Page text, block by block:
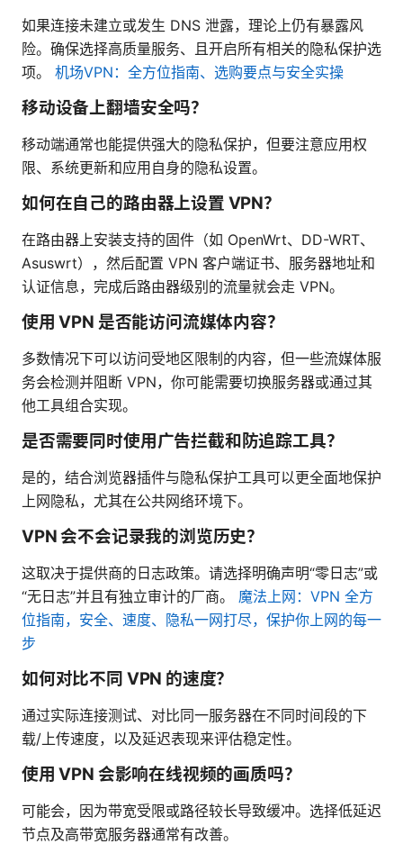
如果连接未建立或发生 DNS 泄露，理论上仍有暴露风
险。确保选择高质量服务、且开启所有相关的隐私保护选
项。 机场VPN：全方位指南、选购要点与安全实操
移动设备上翻墙安全吗？
移动端通常也能提供强大的隐私保护，但要注意应用权
限、系统更新和应用自身的隐私设置。
如何在自己的路由器上设置 VPN？
在路由器上安装支持的固件（如 OpenWrt、DD-WRT、
Asuswrt），然后配置 VPN 客户端证书、服务器地址和
认证信息，完成后路由器级别的流量就会走 VPN。
使用 VPN 是否能访问流媒体内容？
多数情况下可以访问受地区限制的内容，但一些流媒体服
务会检测并阻断 VPN，你可能需要切换服务器或通过其
他工具组合实现。
是否需要同时使用广告拦截和防追踪工具？
是的，结合浏览器插件与隐私保护工具可以更全面地保护
上网隐私，尤其在公共网络环境下。
VPN 会不会记录我的浏览历史？
这取决于提供商的日志政策。请选择明确声明“零日志”或
“无日志”并且有独立审计的厂商。 魔法上网：VPN 全方
位指南，安全、速度、隐私一网打尽，保护你上网的每一
步
如何对比不同 VPN 的速度？
通过实际连接测试、对比同一服务器在不同时间段的下
载/上传速度，以及延迟表现来评估稳定性。
使用 VPN 会影响在线视频的画质吗？
可能会，因为带宽受限或路径较长导致缓冲。选择低延迟
节点及高带宽服务器通常有改善。